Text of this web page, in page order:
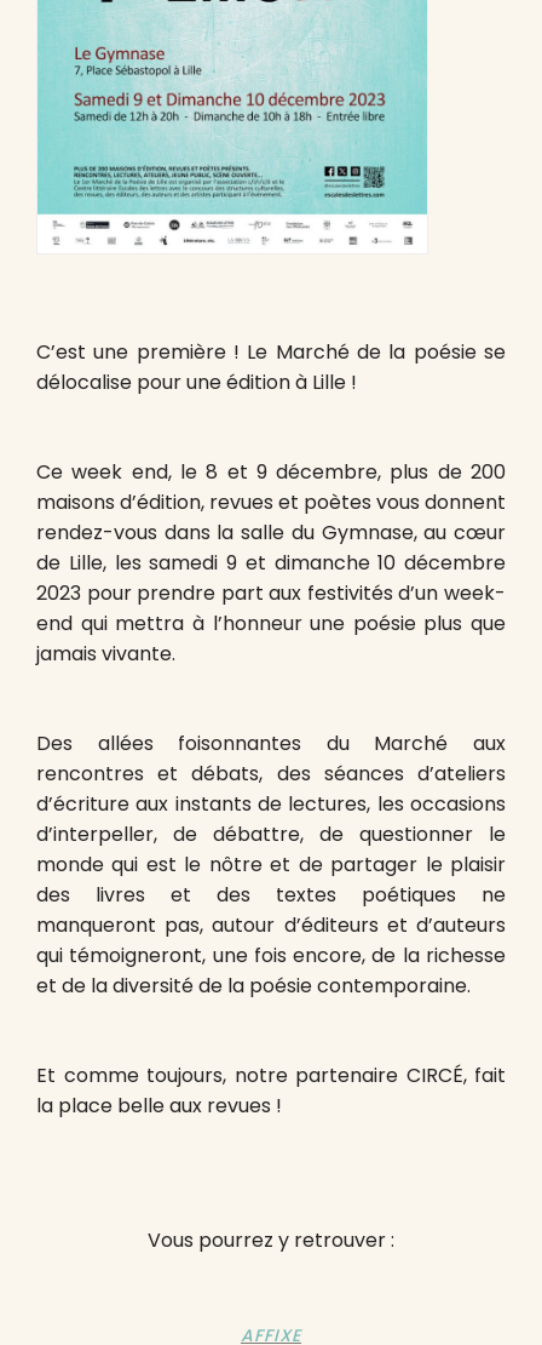
C’est une première ! Le Marché de la poésie se
délocalise pour une édition à Lille !
Ce week end, le 8 et 9 décembre, plus de 200
maisons d’édition, revues et poètes vous donnent
rendez-vous dans la salle du Gymnase, au cœur
de Lille, les samedi 9 et dimanche 10 décembre
2023 pour prendre part aux festivités d’un week-
end qui mettra à l’honneur une poésie plus que
jamais vivante.
Des allées foisonnantes du Marché aux
rencontres et débats, des séances d’ateliers
d’écriture aux instants de lectures, les occasions
d’interpeller, de débattre, de questionner le
monde qui est le nôtre et de partager le plaisir
des livres et des textes poétiques ne
manqueront pas, autour d’éditeurs et d’auteurs
qui témoigneront, une fois encore, de la richesse
et de la diversité de la poésie contemporaine.
Et comme toujours, notre partenaire CIRCÉ, fait
la place belle aux revues !
Vous pourrez y retrouver :
AFFIXE